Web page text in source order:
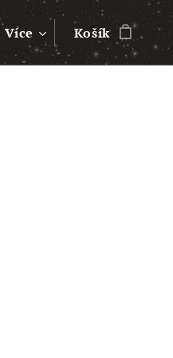
Více Košík